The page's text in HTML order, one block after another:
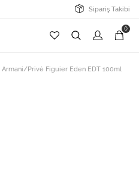
Sipariş Takibi
0
Armani/Privé Figuier Eden EDT 100ml